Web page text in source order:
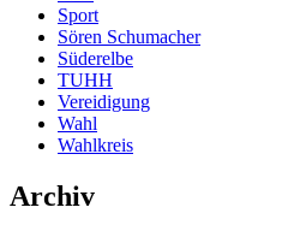
Sport
Sören Schumacher
Süderelbe
TUHH
Vereidigung
Wahl
Wahlkreis
Archiv